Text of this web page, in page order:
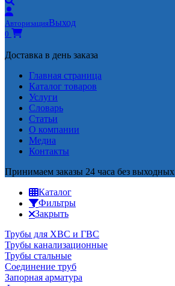
АвторизацияВыход
0
Доставка в день заказа
Главная страница
Каталог товаров
Услуги
Словарь
Статьи
О компании
Медиа
Контакты
Принимаем заказы 24 часа без выходных
Каталог
Фильтры
Закрыть
Трубы для ХВС и ГВС
Трубы канализационные
Трубы стальные
Соединение труб
Запорная арматура